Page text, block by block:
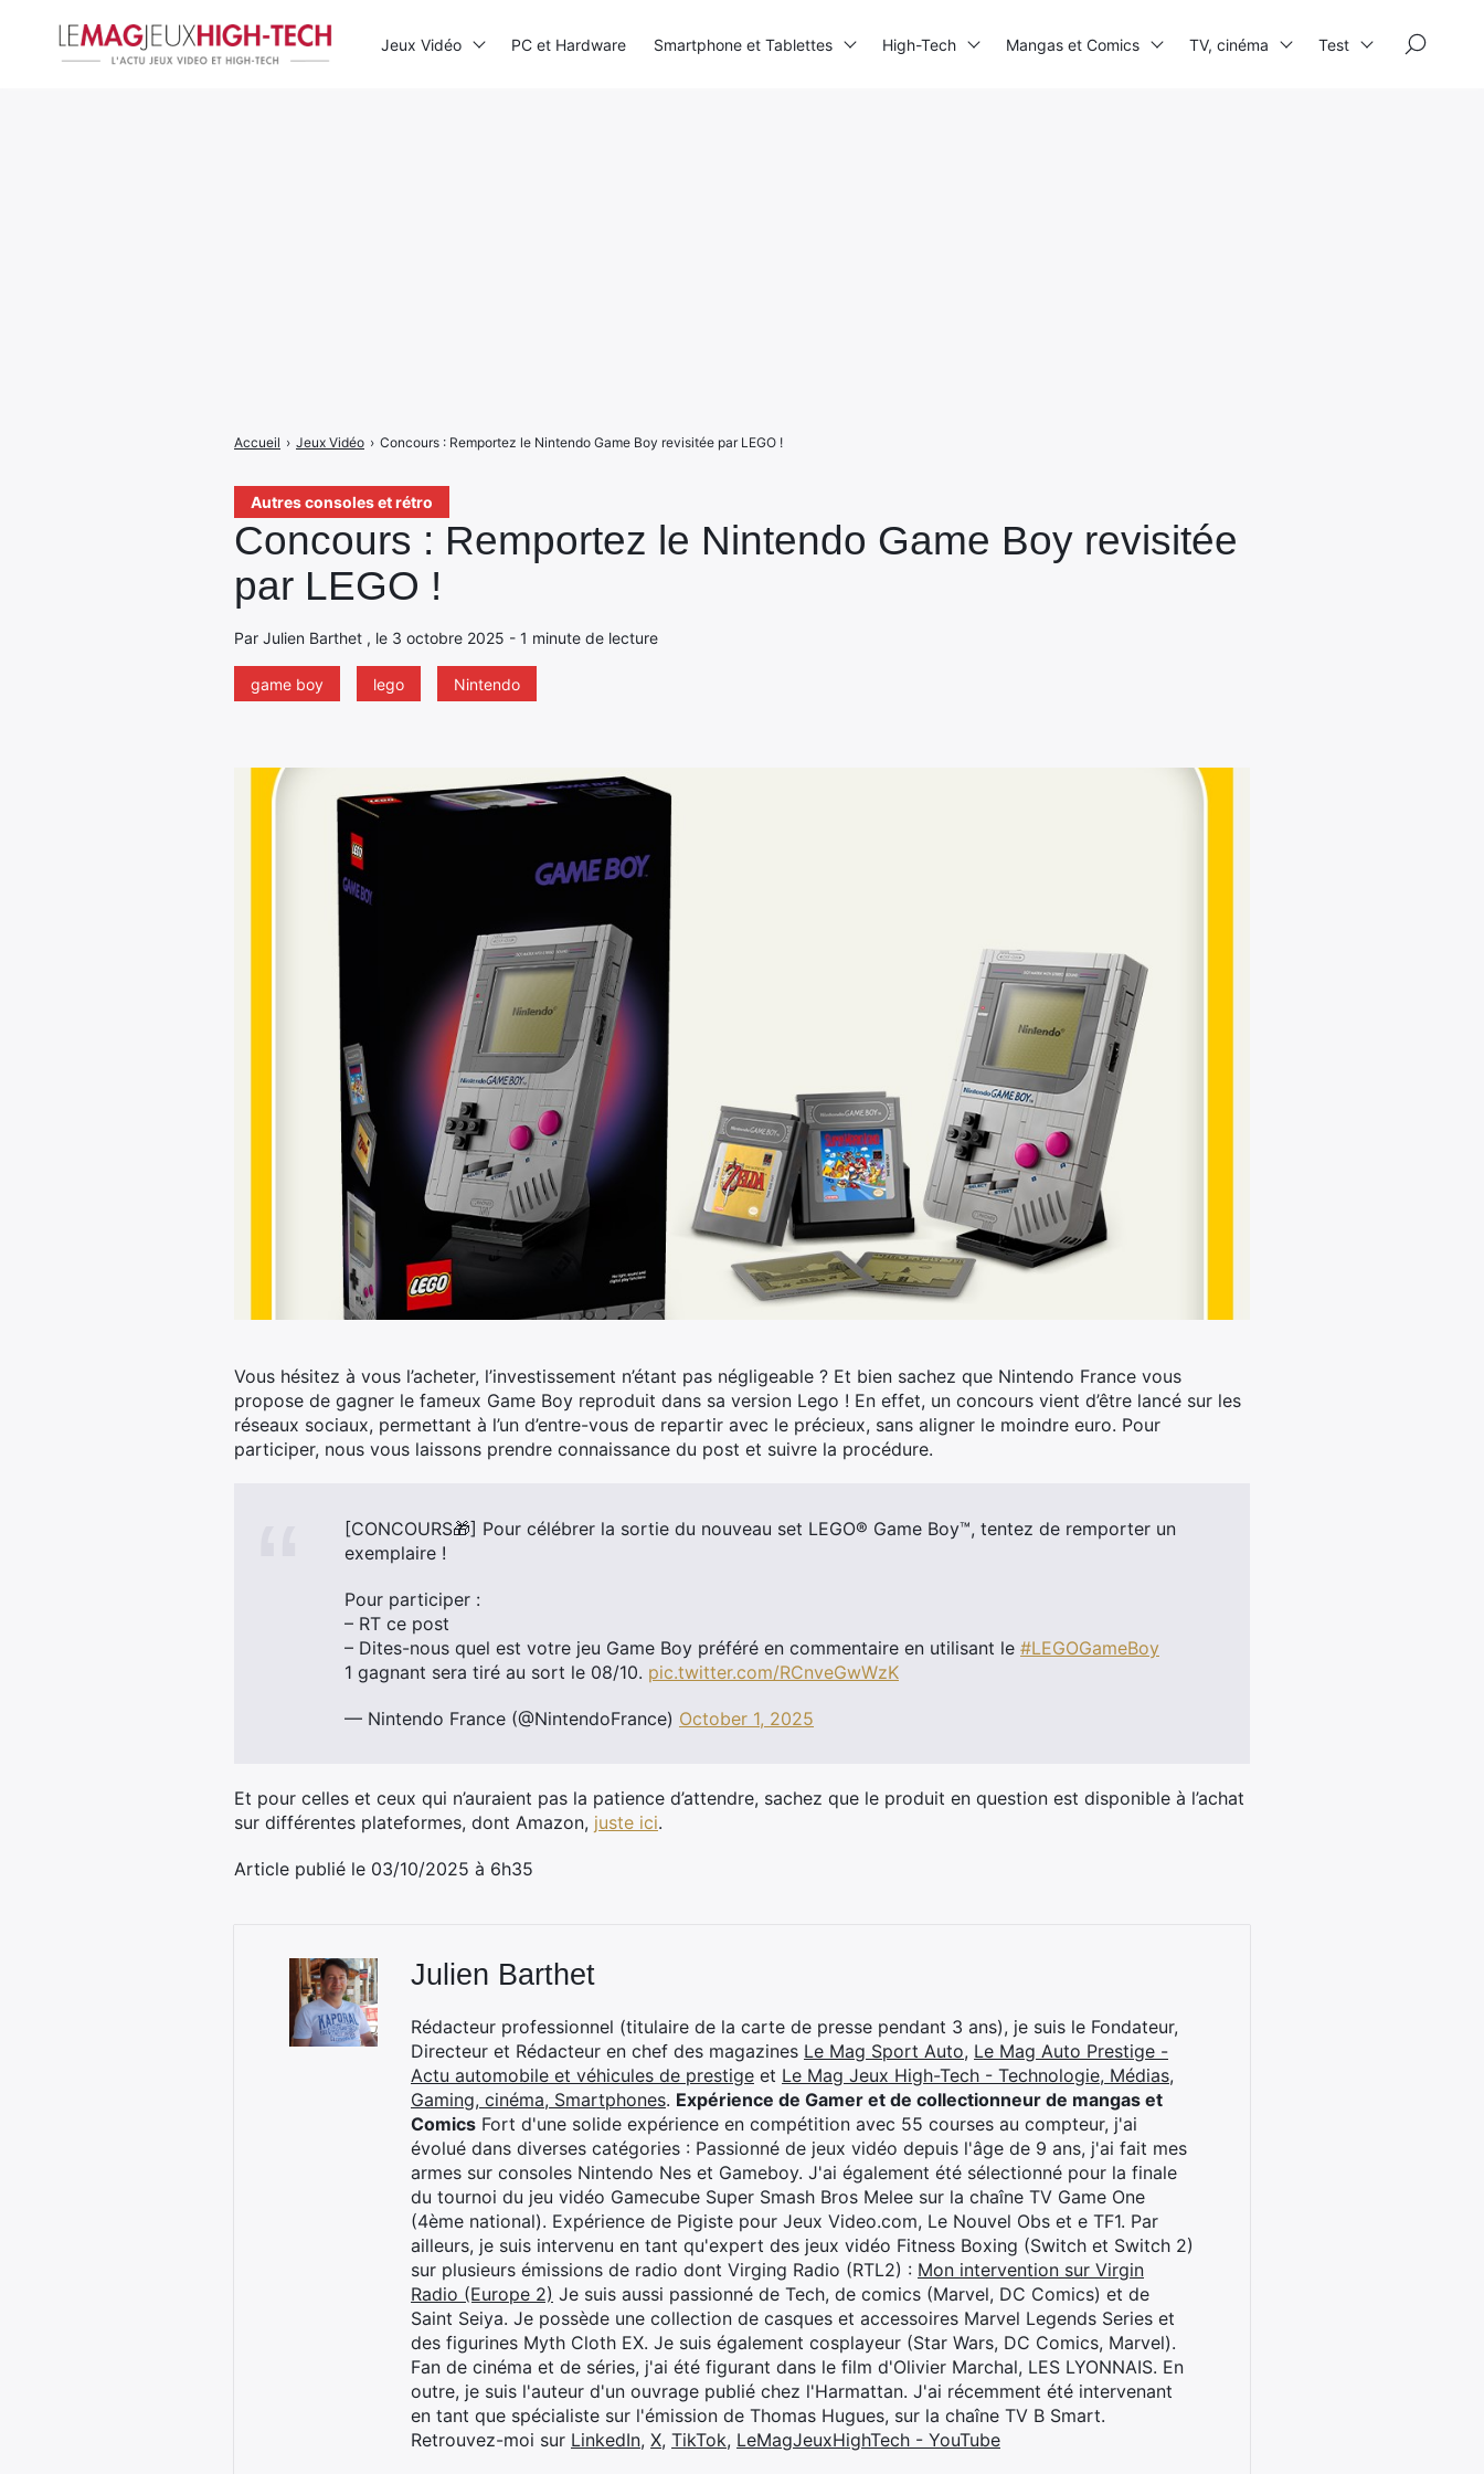
Autres consoles et rétro
Concours : Remportez le Nintendo Game Boy revisitée
par LEGO !
Par Julien Barthet , le 3 octobre 2025 - 1 minute de lecture
game boy lego Nintendo
Accueil › Jeux Vidéo › Concours : Remportez le Nintendo Game Boy revisitée par LEGO !
Vous hésitez à vous l’acheter, l’investissement n’étant pas négligeable ? Et bien sachez que Nintendo France vous
propose de gagner le fameux Game Boy reproduit dans sa version Lego ! En effet, un concours vient d’être lancé sur les
réseaux sociaux, permettant à l’un d’entre-vous de repartir avec le précieux, sans aligner le moindre euro. Pour
participer, nous vous laissons prendre connaissance du post et suivre la procédure.
[CONCOURS🎁] Pour célébrer la sortie du nouveau set LEGO® Game Boy™, tentez de remporter un
exemplaire ! ​
Pour participer : ​
– RT ce post ​
– Dites-nous quel est votre jeu Game Boy préféré en commentaire en utilisant le #LEGOGameBoy
1 gagnant sera tiré au sort le 08/10. pic.twitter.com/RCnveGwWzK
— Nintendo France (@NintendoFrance) October 1, 2025
Et pour celles et ceux qui n’auraient pas la patience d’attendre, sachez que le produit en question est disponible à l’achat
sur différentes plateformes, dont Amazon, juste ici.
Article publié le 03/10/2025 à 6h35
Julien Barthet
Rédacteur professionnel (titulaire de la carte de presse pendant 3 ans), je suis le Fondateur,
Directeur et Rédacteur en chef des magazines Le Mag Sport Auto, Le Mag Auto Prestige -
Actu automobile et véhicules de prestige et Le Mag Jeux High-Tech - Technologie, Médias,
Gaming, cinéma, Smartphones. Expérience de Gamer et de collectionneur de mangas et
Comics Fort d'une solide expérience en compétition avec 55 courses au compteur, j'ai
évolué dans diverses catégories : Passionné de jeux vidéo depuis l'âge de 9 ans, j'ai fait mes
armes sur consoles Nintendo Nes et Gameboy. J'ai également été sélectionné pour la finale
du tournoi du jeu vidéo Gamecube Super Smash Bros Melee sur la chaîne TV Game One
(4ème national). Expérience de Pigiste pour Jeux Video.com, Le Nouvel Obs et e TF1. Par
ailleurs, je suis intervenu en tant qu'expert des jeux vidéo Fitness Boxing (Switch et Switch 2)
sur plusieurs émissions de radio dont Virging Radio (RTL2) : Mon intervention sur Virgin
Radio (Europe 2) Je suis aussi passionné de Tech, de comics (Marvel, DC Comics) et de
Saint Seiya. Je possède une collection de casques et accessoires Marvel Legends Series et
des figurines Myth Cloth EX. Je suis également cosplayeur (Star Wars, DC Comics, Marvel).
Fan de cinéma et de séries, j'ai été figurant dans le film d'Olivier Marchal, LES LYONNAIS. En
outre, je suis l'auteur d'un ouvrage publié chez l'Harmattan. J'ai récemment été intervenant
en tant que spécialiste sur l'émission de Thomas Hugues, sur la chaîne TV B Smart.
Retrouvez-moi sur LinkedIn, X, TikTok, LeMagJeuxHighTech - YouTube
Jeux Vidéo PC et Hardware Smartphone et Tablettes High-Tech Mangas et Comics TV, cinéma Test